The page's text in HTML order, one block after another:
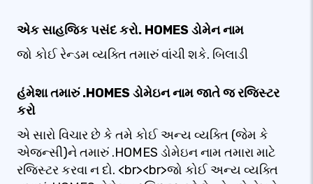
એક સાહજિક પસંદ કરો. HOMES ડોમેન નામ
જો કોઈ રેન્ડમ વ્યક્તિ તમારું વાંચી શકે. બિલાડી
હંમેશા તમારું .HOMES ડોમેઇન નામ જાતે જ રજિસ્ટર
કરો
એ સારો વિચાર છે કે તમે કોઈ અન્ય વ્યક્તિ (જેમ કે
એજન્સી)ને તમારું .HOMES ડોમેઇન નામ તમારા માટે
રજિસ્ટર કરવા ન દો. <br><br>જો કોઈ અન્ય વ્યક્તિ